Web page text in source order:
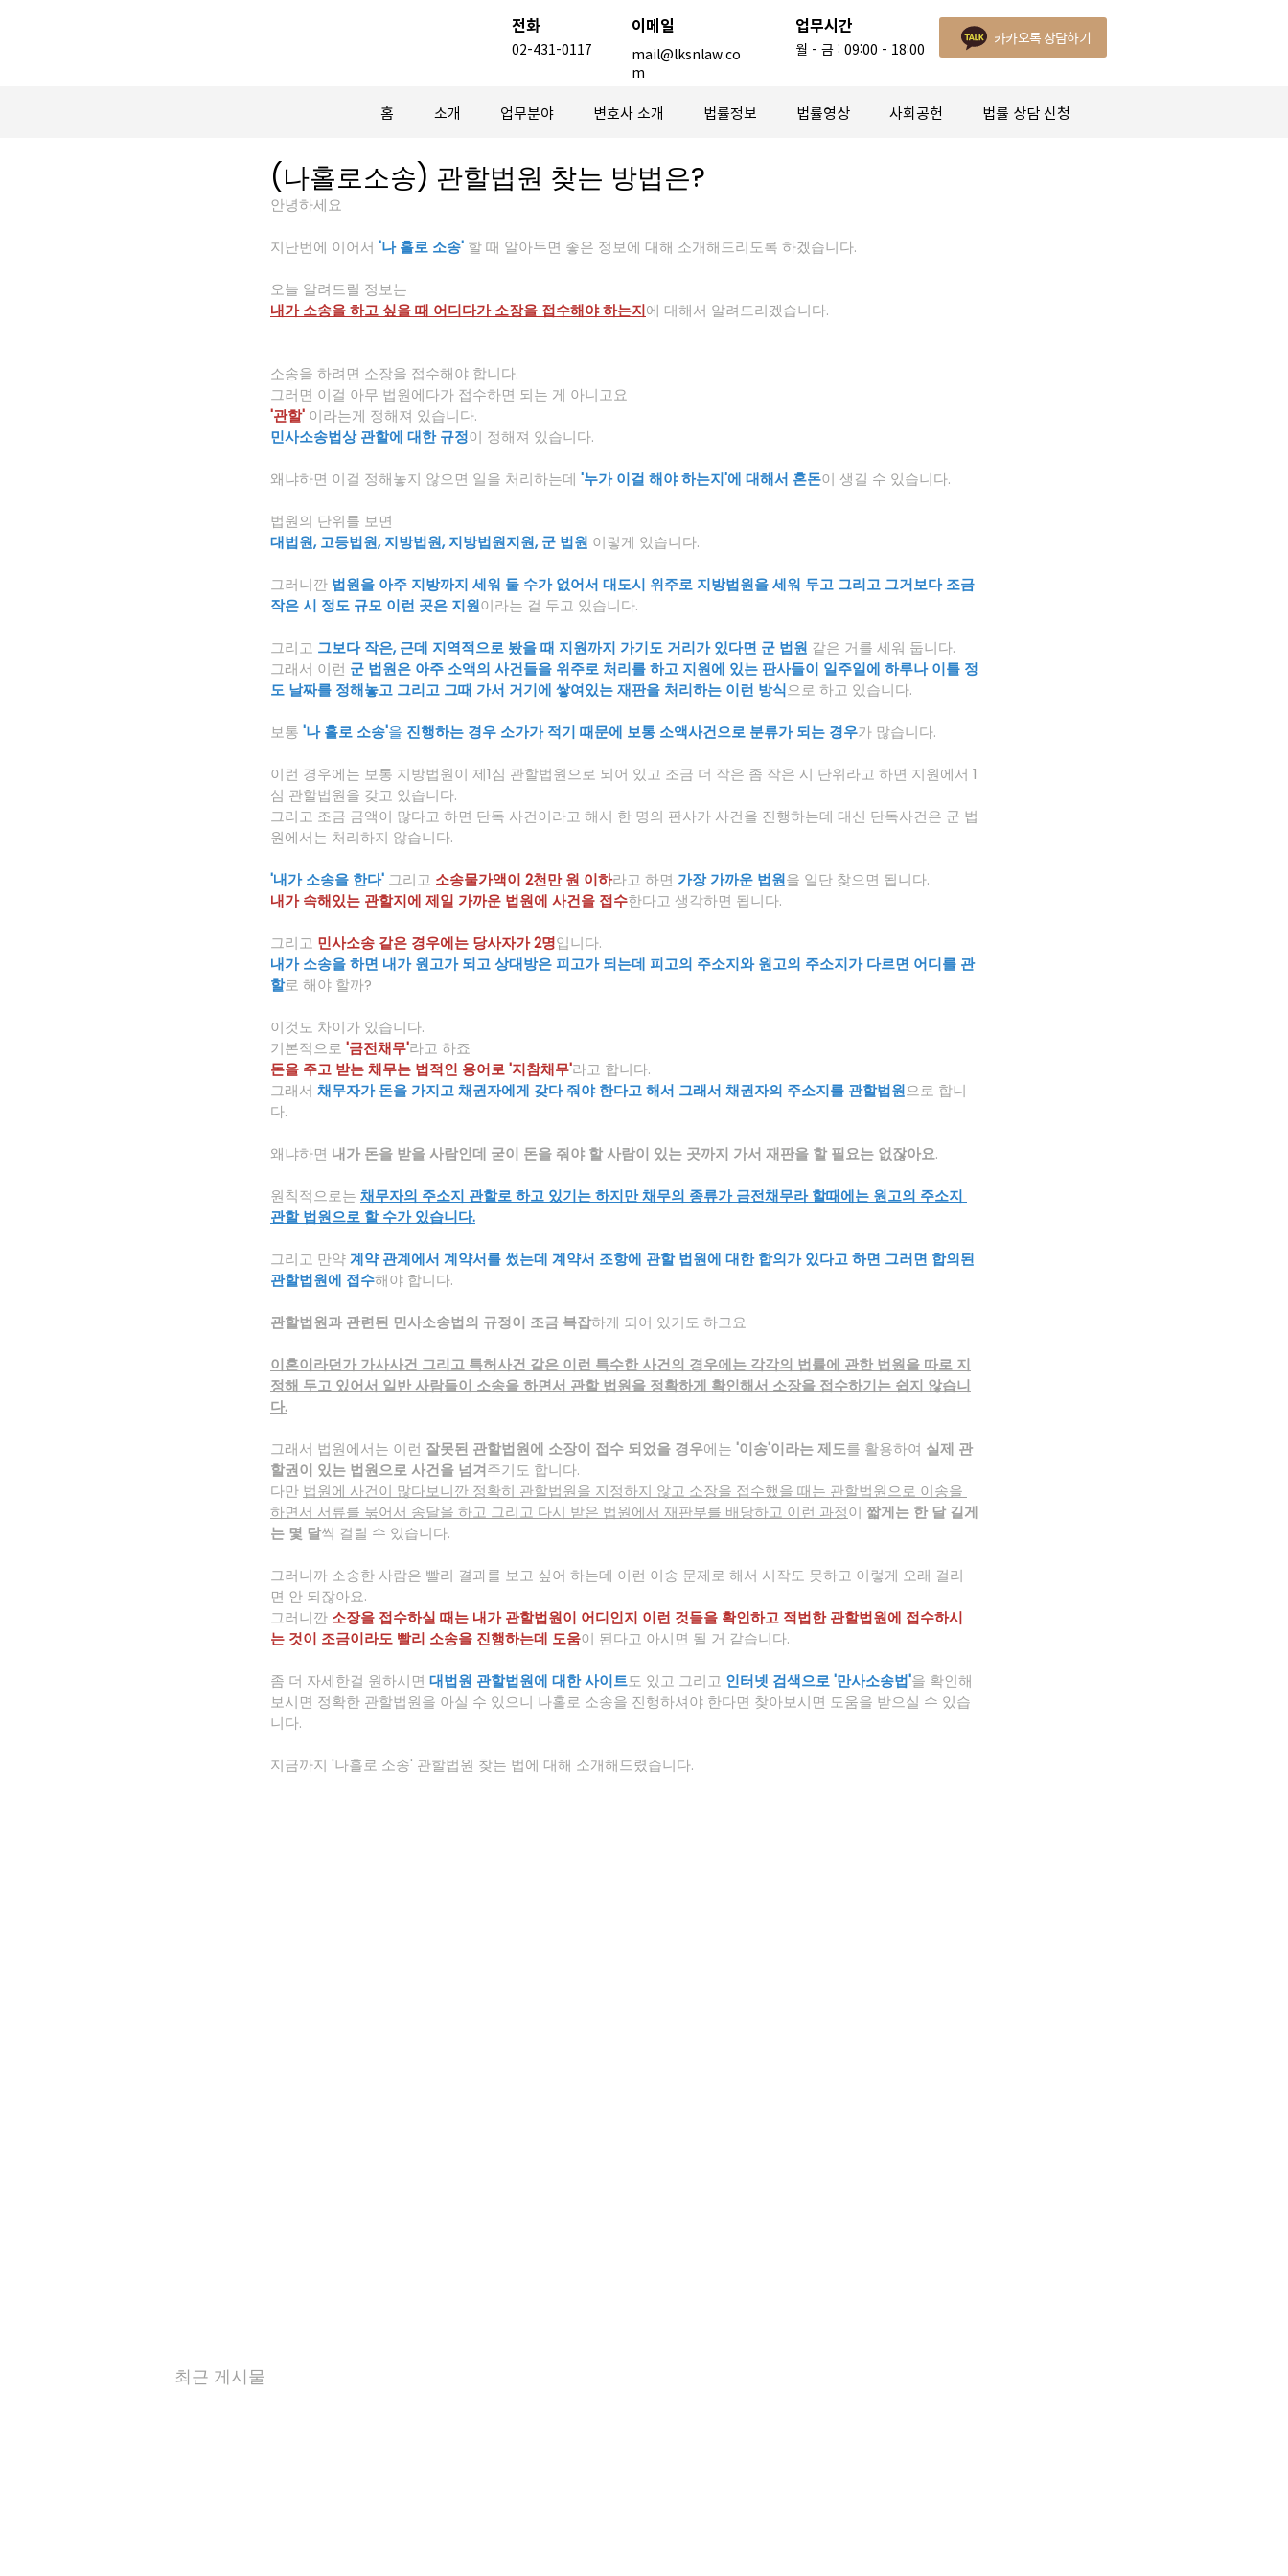
​전화
02-431-0117
이메일
mail@lksnlaw.co
m
업무시간
월 - 금 : 09:00 - 18:00
카카오톡 상담하기
홈 소개 업무분야 변호사 소개 법률정보 법률영상 사회공헌 법률 상담 신청
(나홀로소송) 관할법원 찾는 방법은?
안녕하세요
지난번에 이어서 '나 홀로 소송' 할 때 알아두면 좋은 정보에 대해 소개해드리도록 하겠습니다.
오늘 알려드릴 정보는
내가 소송을 하고 싶을 때 어디다가 소장을 접수해야 하는지에 대해서 알려드리겠습니다.
소송을 하려면 소장을 접수해야 합니다.
그러면 이걸 아무 법원에다가 접수하면 되는 게 아니고요
'관할' 이라는게 정해져 있습니다.
민사소송법상 관할에 대한 규정이 정해져 있습니다.
왜냐하면 이걸 정해놓지 않으면 일을 처리하는데 '누가 이걸 해야 하는지'에 대해서 혼돈이 생길 수 있습니다.
법원의 단위를 보면
대법원, 고등법원, 지방법원, 지방법원지원, 군 법원 이렇게 있습니다.
그러니깐 법원을 아주 지방까지 세워 둘 수가 없어서 대도시 위주로 지방법원을 세워 두고 그리고 그거보다 조금
작은 시 정도 규모 이런 곳은 지원이라는 걸 두고 있습니다.
그리고 그보다 작은, 근데 지역적으로 봤을 때 지원까지 가기도 거리가 있다면 군 법원 같은 거를 세워 둡니다.
그래서 이런 군 법원은 아주 소액의 사건들을 위주로 처리를 하고 지원에 있는 판사들이 일주일에 하루나 이틀 정
도 날짜를 정해놓고 그리고 그때 가서 거기에 쌓여있는 재판을 처리하는 이런 방식으로 하고 있습니다.
보통 '나 홀로 소송'을 진행하는 경우 소가가 적기 때문에 보통 소액사건으로 분류가 되는 경우가 많습니다.
이런 경우에는 보통 지방법원이 제1심 관할법원으로 되어 있고 조금 더 작은 좀 작은 시 단위라고 하면 지원에서 1
심 관할법원을 갖고 있습니다.
그리고 조금 금액이 많다고 하면 단독 사건이라고 해서 한 명의 판사가 사건을 진행하는데 대신 단독사건은 군 법
원에서는 처리하지 않습니다.
'내가 소송을 한다' 그리고 소송물가액이 2천만 원 이하라고 하면 가장 가까운 법원을 일단 찾으면 됩니다.
내가 속해있는 관할지에 제일 가까운 법원에 사건을 접수한다고 생각하면 됩니다.
그리고 민사소송 같은 경우에는 당사자가 2명입니다.
내가 소송을 하면 내가 원고가 되고 상대방은 피고가 되는데 피고의 주소지와 원고의 주소지가 다르면 어디를 관
할로 해야 할까?
이것도 차이가 있습니다.
기본적으로 '금전채무'라고 하죠
돈을 주고 받는 채무는 법적인 용어로 '지참채무'라고 합니다.
그래서 채무자가 돈을 가지고 채권자에게 갖다 줘야 한다고 해서 그래서 채권자의 주소지를 관할법원으로 합니
다.
왜냐하면 내가 돈을 받을 사람인데 굳이 돈을 줘야 할 사람이 있는 곳까지 가서 재판을 할 필요는 없잖아요.
원칙적으로는 채무자의 주소지 관할로 하고 있기는 하지만 채무의 종류가 금전채무라 할때에는 원고의 주소지
관할 법원으로 할 수가 있습니다.
그리고 만약 계약 관계에서 계약서를 썼는데 계약서 조항에 관할 법원에 대한 합의가 있다고 하면 그러면 합의된
관할법원에 접수해야 합니다.
관할법원과 관련된 민사소송법의 규정이 조금 복잡하게 되어 있기도 하고요
이혼이라던가 가사사건 그리고 특허사건 같은 이런 특수한 사건의 경우에는 각각의 법률에 관한 법원을 따로 지
정해 두고 있어서 일반 사람들이 소송을 하면서 관할 법원을 정확하게 확인해서 소장을 접수하기는 쉽지 않습니
다.
그래서 법원에서는 이런 잘못된 관할법원에 소장이 접수 되었을 경우에는 '이송'이라는 제도를 활용하여 실제 관
할권이 있는 법원으로 사건을 넘겨주기도 합니다.
다만 법원에 사건이 많다보니깐 정확히 관할법원을 지정하지 않고 소장을 접수했을 때는 관할법원으로 이송을
하면서 서류를 묶어서 송달을 하고 그리고 다시 받은 법원에서 재판부를 배당하고 이런 과정이 짧게는 한 달 길게
는 몇 달씩 걸릴 수 있습니다.
그러니까 소송한 사람은 빨리 결과를 보고 싶어 하는데 이런 이송 문제로 해서 시작도 못하고 이렇게 오래 걸리
면 안 되잖아요.
그러니깐 소장을 접수하실 때는 내가 관할법원이 어디인지 이런 것들을 확인하고 적법한 관할법원에 접수하시
는 것이 조금이라도 빨리 소송을 진행하는데 도움이 된다고 아시면 될 거 같습니다.
좀 더 자세한걸 원하시면 대법원 관할법원에 대한 사이트도 있고 그리고 인터넷 검색으로 '만사소송법'을 확인해
보시면 정확한 관할법원을 아실 수 있으니 나홀로 소송을 진행하셔야 한다면 찾아보시면 도움을 받으실 수 있습
니다.
지금까지 '나홀로 소송' 관할법원 찾는 법에 대해 소개해드렸습니다.
최근 게시물